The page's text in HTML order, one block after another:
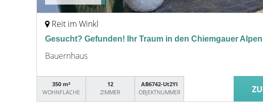
Reit im Winkl
Gesucht? Gefunden! Ihr Traum in den Chiemgauer
Bauernhaus
350 m²
WOHNFLÄCHE
12
ZIMMER
AB6742-Ut2Yl
OBJEKTNUMMER